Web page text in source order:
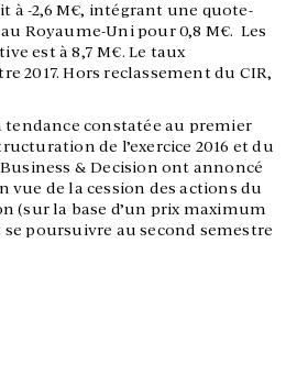
à -2,6 M€, intégrant une quote-
Royaume-Uni pour 0,8 M€. Les
est à 8,7 M€. Le taux
2017. Hors reclassement du CIR,
tendance constatée au premier
de l’exercice 2016 et du
& Decision ont annoncé
de la cession des actions du
(sur la base d’un prix maximum
se poursuivre au second semestre